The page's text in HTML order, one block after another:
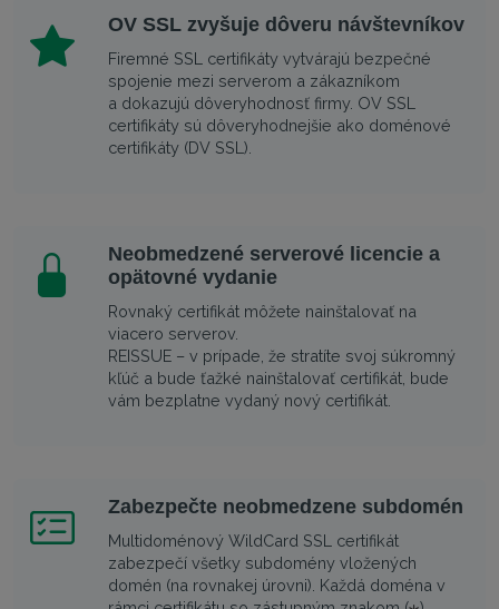
OV SSL zvyšuje dôveru návštevníkov
Firemné SSL certifikáty vytvárajú bezpečné
spojenie mezi serverom a zákazníkom
a dokazujú dôveryhodnosť firmy. OV SSL
certifikáty sú dôveryhodnejšie ako doménové
certifikáty (DV SSL).
Neobmedzené serverové licencie a
opätovné vydanie
Rovnaký certifikát môžete nainštalovať na
viacero serverov.
REISSUE – v prípade, že stratíte svoj súkromný
kľúč a bude ťažké nainštalovať certifikát, bude
vám bezplatne vydaný nový certifikát.
Zabezpečte neobmedzene subdomén
Multidoménový WildCard SSL certifikát
zabezpečí všetky subdomény vložených
domén (na rovnakej úrovni). Každá doména v